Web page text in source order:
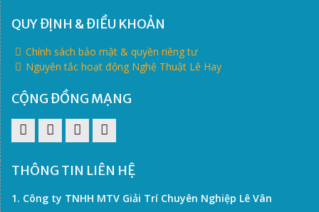
QUY ĐỊNH & ĐIỀU KHOẢN
Chính sách bảo mật & quyền riêng tư
Nguyên tắc hoạt động Nghệ Thuật Lê Hay
CỘNG ĐỒNG MẠNG
THÔNG TIN LIÊN HỆ
1. Công ty TNHH MTV Giải Trí Chuyên Nghiệp Lê Vân